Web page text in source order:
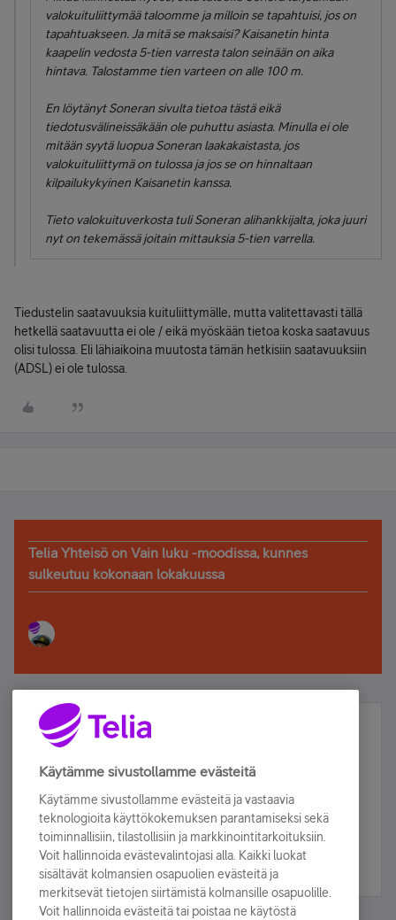
valokuituliittymää taloomme ja milloin se tapahtuisi, jos on
tapahtuakseen. Ja mitä se maksaisi? Kaisanetin hinta
kaapelin vedosta 5-tien varresta talon seinään on aika
hintava. Talostamme tien varteen on alle 100 m.
En löytänyt Soneran sivulta tietoa tästä eikä
tiedotusvälineissäkään ole puhuttu asiasta. Minulla ei ole
mitään syytä luopua Soneran laakakaistasta, jos
valokuituliittymä on tulossa ja jos se on hinnaltaan
kilpailukykyinen Kaisanetin kanssa.
Tieto valokuituverkosta tuli Soneran alihankkijalta, joka juuri
nyt on tekemässä joitain mittauksia 5-tien varrella.
Tiedustelin saatavuuksia kuituliittymälle, mutta valitettavasti tällä
hetkellä saatavuutta ei ole / eikä myöskään tietoa koska saatavuus
olisi tulossa. Eli lähiaikoina muutosta tämän hetkisiin saatavuuksiin
(ADSL) ei ole tulossa.
Telia Yhteisö on Vain luku -moodissa, kunnes
sulkeutuu kokonaan lokakuussa
Älä jää paitsi – osallistu ja voita!
Tilaa Telian uutiskirje ja olet mukana arvonnassa.
sähköpostiisi.
Tilaa nyt
Käytämme sivustollamme evästeitä
Käytämme sivustollamme evästeitä ja vastaavia
teknologioita käyttökokemuksen parantamiseksi sekä
toiminnallisiin, tilastollisiin ja markkinointitarkoituksiin.
Voit hallinnoida evästevalintojasi alla. Kaikki luokat
sisältävät kolmansien osapuolien evästeitä ja
merkitsevät tietojen siirtämistä kolmansille osapuolille.
Voit hallinnoida evästeitä tai poistaa ne käytöstä